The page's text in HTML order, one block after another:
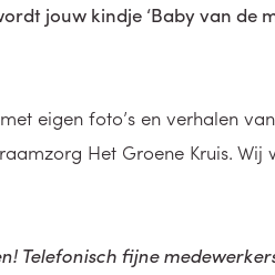
jouw kindje ‘Baby van de
eigen foto’s en verhalen
Het Groene Kruis. Wij
Telefonisch fijne